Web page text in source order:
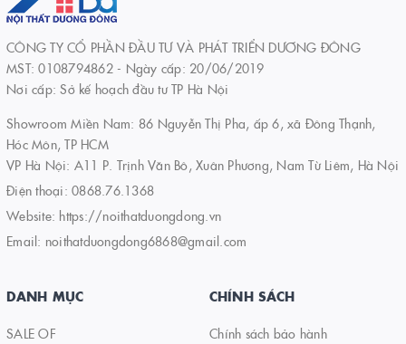
CÔNG TY CỔ PHẦN ĐẦU TƯ VÀ PHÁT TRIỂN DƯƠNG ĐÔNG
MST: 0108794862 - Ngày cấp: 20/06/2019
Nơi cấp: Sở kế hoạch đầu tư TP Hà Nội
Showroom Miền Nam: 86 Nguyễn Thị Pha, ấp 6, xã Đông Thạnh,
Hóc Môn, TP HCM
VP Hà Nội: A11 P. Trịnh Văn Bô, Xuân Phương, Nam Từ Liêm, Hà Nội
Điện thoại: 0868.76.1368
Website: https://noithatduongdong.vn
Email: noithatduongdong6868@gmail.com
DANH MỤC
SALE OF
CHÍNH SÁCH
Chính sách bảo hành